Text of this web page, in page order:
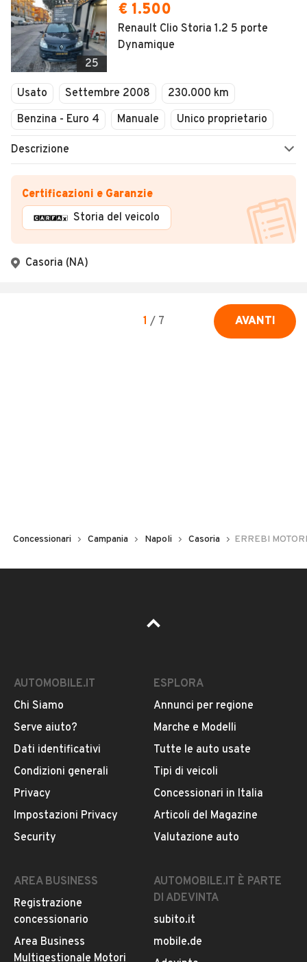
25
€ 1.500
Renault Clio Storia 1.2 5 porte
Dynamique
Usato Settembre 2008
230.000 km
Benzina - Euro 4
Manuale Unico proprietario
Descrizione
Certificazioni e Garanzie
Storia del veicolo
Casoria (NA)
1 / 7 AVANTI
Concessionari Campania Napoli Casoria ERREBI
AUTOMOBILE.IT
Chi Siamo
Serve aiuto?
Dati identificativi
Condizioni generali
Privacy
Impostazioni Privacy
Security
ESPLORA
Annunci per regione
Marche e Modelli
Tutte le auto usate
Tipi di veicoli
Concessionari in Italia
Articoli del Magazine
Valutazione auto
AREA BUSINESS
Registrazione
concessionario
Area Business
Multigestionale Motori
AUTOMOBILE.IT È PARTE
DI ADEVINTA
subito.it
mobile.de